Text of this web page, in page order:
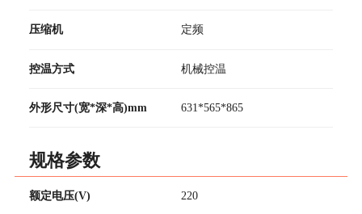
压缩机 定频
控温方式 机械控温
外形尺寸(宽*深*高)mm 631*565*865
规格参数
额定电压(V) 220